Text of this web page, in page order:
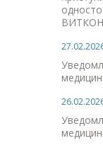
ВИТКОН